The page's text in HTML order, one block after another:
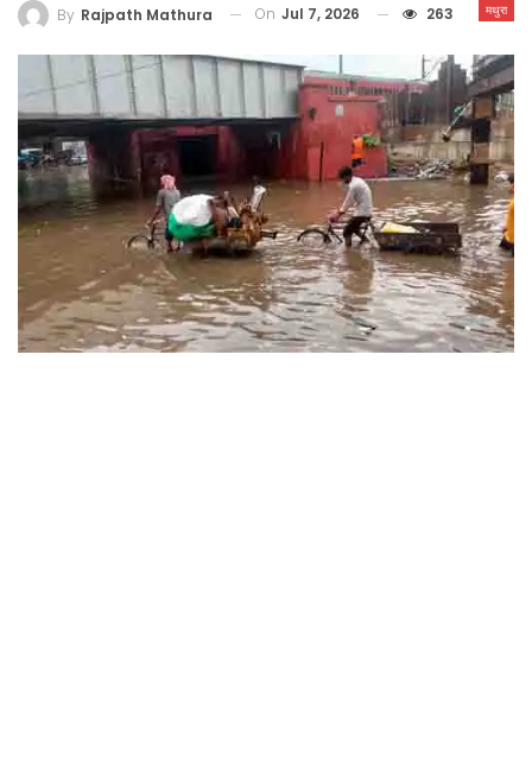
मथुरा
By Rajpath Mathura On Jul 7, 2026 263